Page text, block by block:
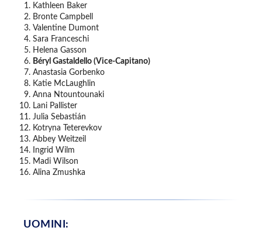
Kathleen Baker
Bronte Campbell
Valentine Dumont
Sara Franceschi
Helena Gasson
Béryl Gastaldello (Vice-Capitano)
Anastasia Gorbenko
Katie McLaughlin
Anna Ntountounaki
Lani Pallister
Julia Sebastián
Kotryna Teterevkov
Abbey Weitzeil
Ingrid Wilm
Madi Wilson
Alina Zmushka
UOMINI: